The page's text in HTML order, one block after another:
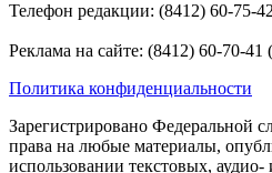
Телефон редакции: (8412) 60-75-
Реклама на сайте: (8412) 60-70-41 (
Политика конфиденциальности
Зарегистрировано Федеральной
права на любые материалы,
использовании текстовых,